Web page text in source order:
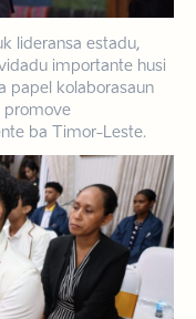
lideransa estadu,
importante husi
papel kolaborasaun
promove
ba Timor-Leste.